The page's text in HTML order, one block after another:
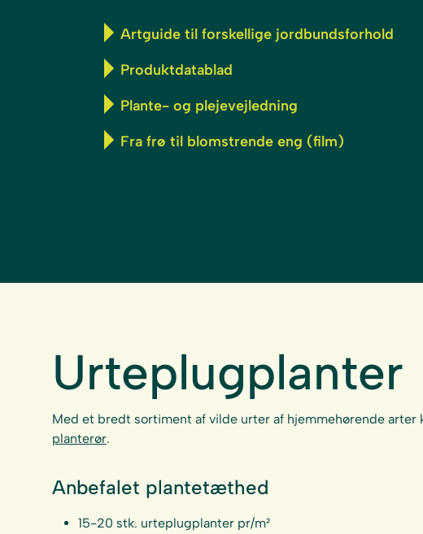
Artguide til forskellige jordbundsforhold
Produktdatablad
Plante- og plejevejledning
Fra frø til blomstrende eng (film)
Urteplugplanter
Med et bredt sortiment af vilde urter af hjemmehørende
planterør.
Anbefalet plantetæthed
15-20 stk. urteplugplanter pr/m²